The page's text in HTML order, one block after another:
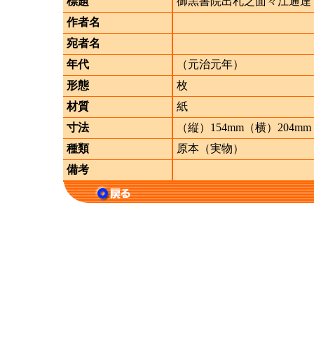
作者名
宛者名
年代
（元治元年）
形態
枚
材質
紙
寸法
（縦）154mm（横）204mm
種類
原本（実物）
備考